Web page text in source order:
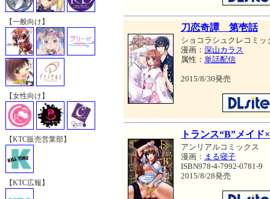
【一般向け】
【女性向け】
【KTC販売営業部】
【KTC広報】
刀恋奇譚 第壱話
ショコラシュクレコミッ
漫画： 深山カラス
属性： 単話配信
2015/8/30発売
トランス“B”メイ
アンリアルコミックス
漫画： まる寝子
ISBN978-4-7992-0781-9
2015/8/28発売